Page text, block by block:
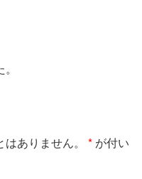
ありません。 * が付い